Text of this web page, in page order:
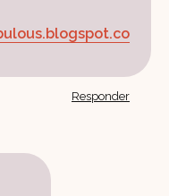
Responder